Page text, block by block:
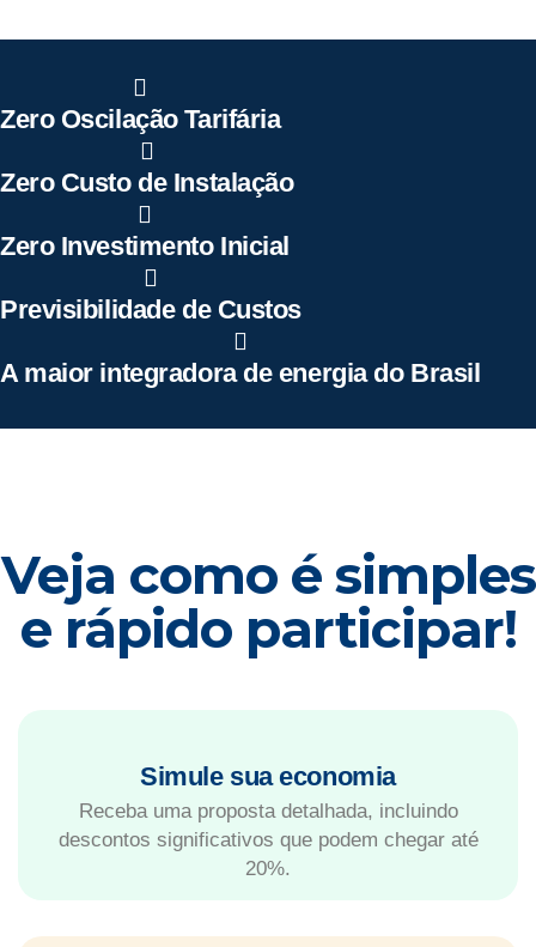
Zero Oscilação Tarifária
Zero Custo de Instalação
Zero Investimento Inicial
Previsibilidade de Custos
A maior integradora de energia do Brasil
Veja como é simples
e rápido participar!
Simule sua economia
Receba uma proposta detalhada, incluindo
descontos significativos que podem chegar até
20%.